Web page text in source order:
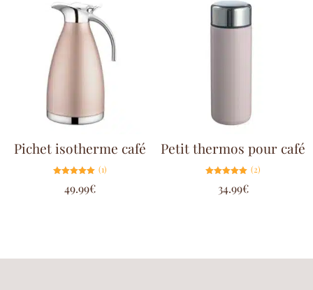
Pichet isotherme café
5.00
sur 5
(1)
49.99€
Petit thermos pour café
5.00
sur 5
(2)
34.99€